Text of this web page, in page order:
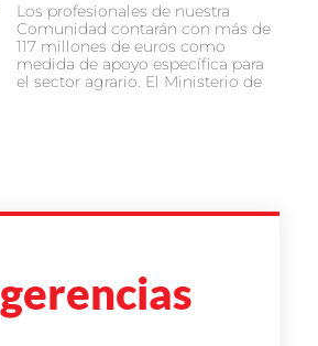
Los profesionales de nuestra
Comunidad contarán con más de
117 millones de euros como
medida de apoyo específica para
el sector agrario. El Ministerio de